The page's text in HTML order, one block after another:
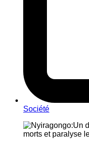
Société